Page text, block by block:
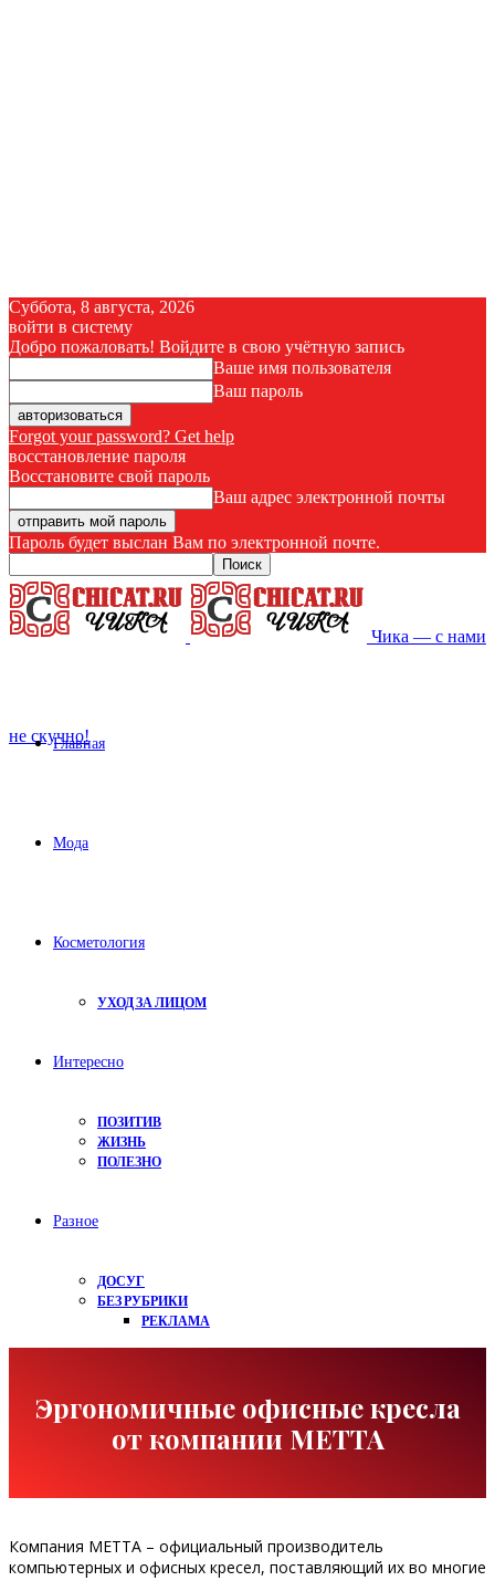
Суббота, 8 августа, 2026
войти в систему
Добро пожаловать! Войдите в свою учётную запись
Ваше имя пользователя
Ваш пароль
Forgot your password? Get help
восстановление пароля
Восстановите свой пароль
Ваш адрес электронной почты
Пароль будет выслан Вам по электронной почте.
Чика — с нами
не скучно!
Главная
Мода
Косметология
УХОД ЗА ЛИЦОМ
Интересно
ПОЗИТИВ
ЖИЗНЬ
ПОЛЕЗНО
Разное
ДОСУГ
БЕЗ РУБРИКИ
РЕКЛАМА
Эргономичные офисные кресла
от компании МЕТТА
Компания МЕТТА – официальный производитель
компьютерных и офисных кресел, поставляющий их во многие